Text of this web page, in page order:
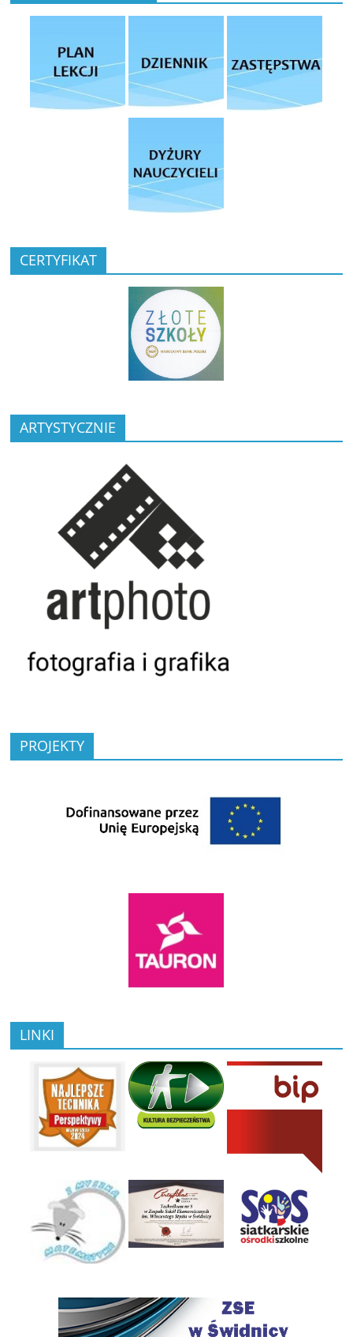
CERTYFIKAT
ARTYSTYCZNIE
PROJEKTY
LINKI